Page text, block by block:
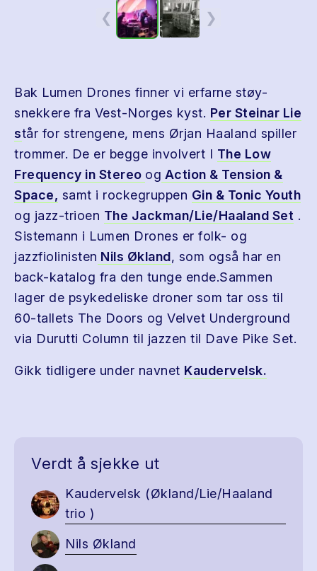
❮ ❯
Bak Lumen Drones finner vi erfarne støy-
snekkere fra Vest-Norges kyst. Per Steinar Lie
står for strengene, mens Ørjan Haaland spiller
trommer. De er begge involvert I The Low
Frequency in Stereo og Action & Tension &
Space, samt i rockegruppen Gin & Tonic Youth
og jazz-trioen The Jackman/Lie/Haaland Set .
Sistemann i Lumen Drones er folk- og
jazzfiolinisten Nils Økland, som også har en
back-katalog fra den tunge ende.Sammen
lager de psykedeliske droner som tar oss til
60-tallets The Doors og Velvet Underground
via Durutti Column til jazzen til Dave Pike Set.
Gikk tidligere under navnet Kaudervelsk.
Verdt å sjekke ut
Kaudervelsk (Økland/Lie/Haaland
trio )
Nils Økland